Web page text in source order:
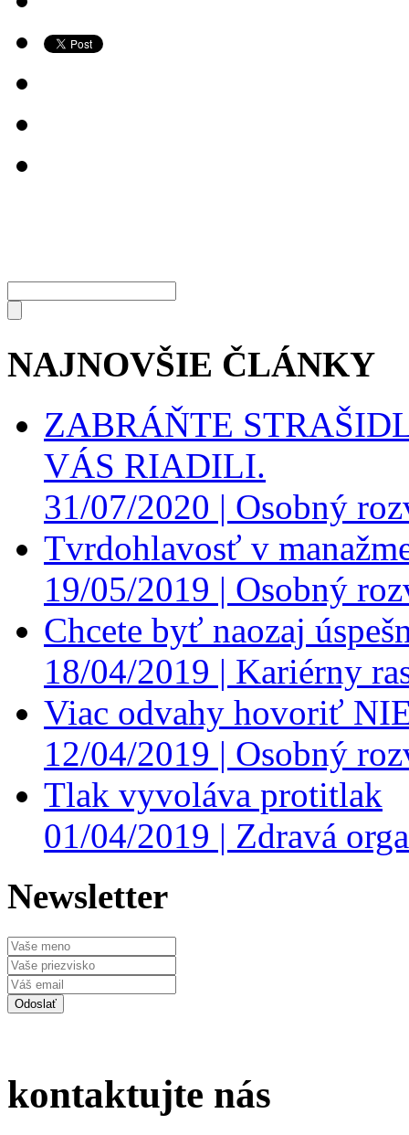
NAJNOVŠIE ČLÁNKY
ZABRÁŇTE
VÁS RIADILI.
31/07/2020 | Osobný
Tvrdohlavosť v
19/05/2019 | Osobný
Chcete byť naozaj
18/04/2019 | Kariérny
Viac odvahy hovoriť
12/04/2019 | Osobný
Tlak vyvoláva protitlak
01/04/2019 | Zdravá
Newsletter
kontaktujte nás